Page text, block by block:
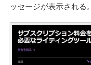
ッセージが表示される。